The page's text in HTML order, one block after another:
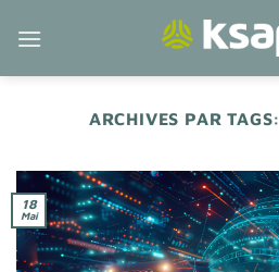
ARCHIVES PAR TAGS:
18
Mai